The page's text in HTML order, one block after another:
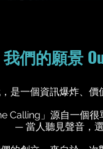
我們的願景
是一個資訊爆炸、價
Calling」源自一個
— 當人聽見聲音，選